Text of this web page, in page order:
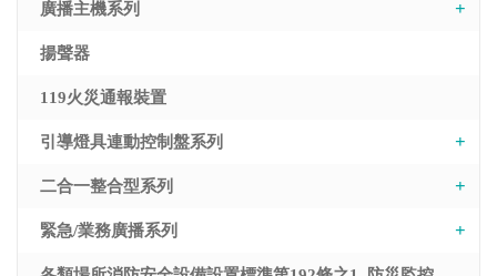
廣播主機系列
揚聲器
119火災通報裝置
引導燈具連動控制盤系列
二合一整合型系列
緊急/業務廣播系列